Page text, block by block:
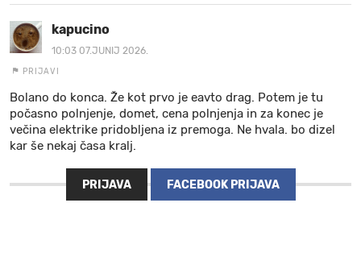
kapucino
10:03 07.JUNIJ 2026.
PRIJAVI
Bolano do konca. Že kot prvo je eavto drag. Potem je tu
počasno polnjenje, domet, cena polnjenja in za konec je
večina elektrike pridobljena iz premoga. Ne hvala. bo dizel
kar še nekaj časa kralj.
PRIJAVA FACEBOOK PRIJAVA